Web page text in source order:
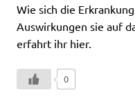
Wie sich die
Auswirkungen sie auf
erfahrt ihr hier.
0